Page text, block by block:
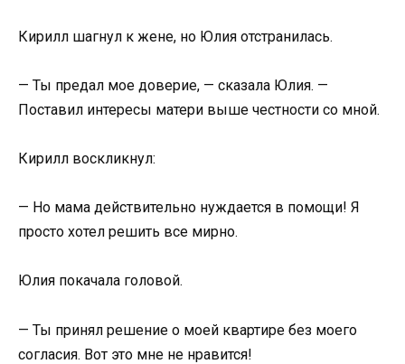
Кирилл шагнул к жене, но Юлия отстранилась.
— Ты предал мое доверие, — сказала Юлия. —
Поставил интересы матери выше честности со мной.
Кирилл воскликнул:
— Но мама действительно нуждается в помощи! Я
просто хотел решить все мирно.
Юлия покачала головой.
— Ты принял решение о моей квартире без моего
согласия. Вот это мне не нравится!